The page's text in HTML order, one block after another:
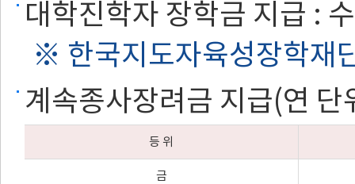
대학진학자 장학금 지급 :
※ 한국지도자육성장학재
계속종사장려금 지급(연
등 위
금